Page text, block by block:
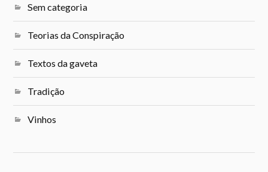
Sem categoria
Teorias da Conspiração
Textos da gaveta
Tradição
Vinhos